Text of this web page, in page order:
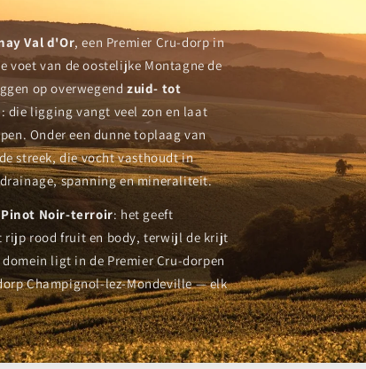
Val d'Or, een Premier Cru-dorp in
voet van de oostelijke Montagne de
op overwegendzuid- tot
: die ligging vangt veel zon en laat
Onder een dunne toplaag van
streek, die vocht vasthoudt in
spanning en mineraliteit.
Pinot Noir-terroir: het geeft
rood fruit en body, terwijl de krijt
ligt in de Premier Cru-dorpen
Champignol-lez-Mondeville — elk